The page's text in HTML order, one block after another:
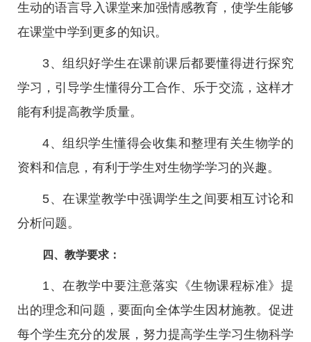
生动的语言导入课堂来加强情感教育，使学生能够
在课堂中学到更多的知识。
3、组织好学生在课前课后都要懂得进行探究
学习，引导学生懂得分工合作、乐于交流，这样才
能有利提高教学质量。
4、组织学生懂得会收集和整理有关生物学的
资料和信息，有利于学生对生物学学习的兴趣。
5、在课堂教学中强调学生之间要相互讨论和
分析问题。
四、教学要求：
1、在教学中要注意落实《生物课程标准》提
出的理念和问题，要面向全体学生因材施教。促进
每个学生充分的发展，努力提高学生学习生物科学